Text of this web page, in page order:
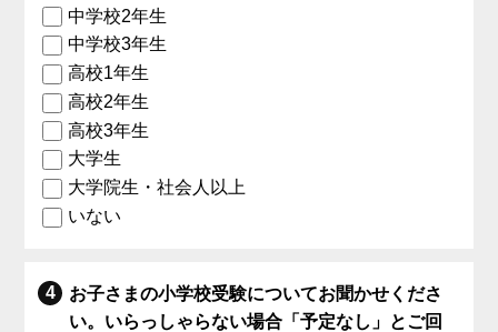
中学校2年生
中学校3年生
高校1年生
高校2年生
高校3年生
大学生
大学院生・社会人以上
いない
お子さまの小学校受験についてお聞かせくださ
い。いらっしゃらない場合「予定なし」とご回